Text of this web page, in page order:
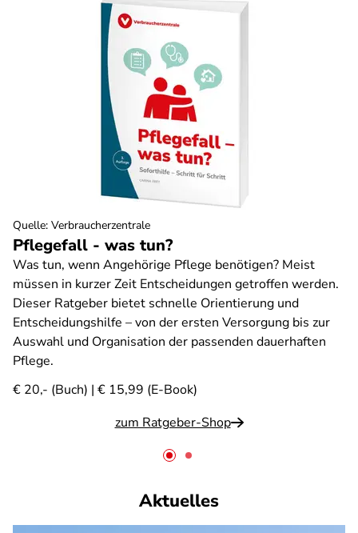
Pflegefall - was tun?
Was tun, wenn Angehörige Pflege benötigen? Meist
müssen in kurzer Zeit Entscheidungen getroffen werden.
Dieser Ratgeber bietet schnelle Orientierung und
Entscheidungshilfe – von der ersten Versorgung bis zur
Auswahl und Organisation der passenden dauerhaften
Pflege.
€ 20,- (Buch) | € 15,99 (E-Book)
zum Ratgeber-Shop
Quelle: Verbraucherzentrale
Aktuelles